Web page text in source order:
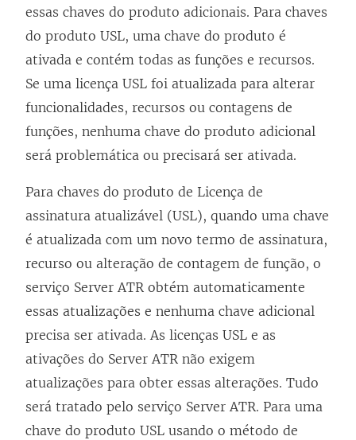
essas chaves do produto adicionais. Para chaves
do produto USL, uma chave do produto é
ativada e contém todas as funções e recursos.
Se uma licença USL foi atualizada para alterar
funcionalidades, recursos ou contagens de
funções, nenhuma chave do produto adicional
será problemática ou precisará ser ativada.
Para chaves do produto de Licença de
assinatura atualizável (USL), quando uma chave
é atualizada com um novo termo de assinatura,
recurso ou alteração de contagem de função, o
serviço Server ATR obtém automaticamente
essas atualizações e nenhuma chave adicional
precisa ser ativada. As licenças USL e as
ativações do Server ATR não exigem
atualizações para obter essas alterações. Tudo
será tratado pelo serviço Server ATR. Para uma
chave do produto USL usando o método de